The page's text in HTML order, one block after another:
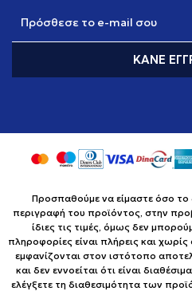
Πρόσθεσε το e-mail σου
ΚΆΝΕ
Προσπαθούμε να είμαστε όσο το
περιγραφή του προϊόντος, στην
ίδιες τις τιμές, όμως δεν
πληροφορίες είναι πλήρεις και
εμφανίζονται στον ιστότοπο
και δεν εννοείται ότι είναι
ελέγξετε τη διαθεσιμότητα των